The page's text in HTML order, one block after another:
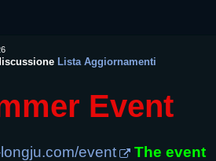
Lista Aggiornamenti
Event
event
The event